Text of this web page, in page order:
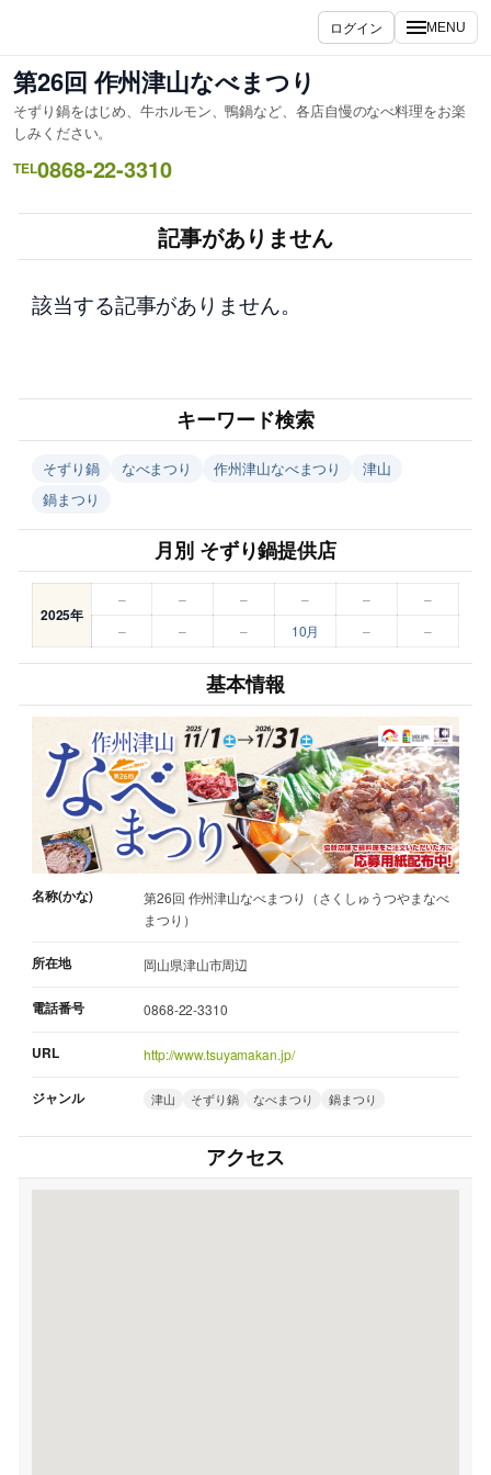
を
ス
キ
ッ
プ
ログイン MENU
第26回 作州津山なべまつり
そずり鍋をはじめ、牛ホルモン、鴨鍋など、各店自慢のなべ料理をお楽
しみください。
TEL0868-22-3310
記事がありません
該当する記事がありません。
キーワード検索
そずり鍋 なべまつり 作州津山なべまつり
津山
鍋まつり
月別 そずり鍋提供店
2025年
– – – – –
–
–
– – 10月 – –
基本情報
名称(かな)
第26回 作州津山なべまつり（さくしゅうつやまなべ
まつり）
所在地 岡山県津山市周辺
電話番号 0868-22-3310
URL http://www.tsuyamakan.jp/
ジャンル 津山 そずり鍋 なべまつり 鍋まつり
アクセス